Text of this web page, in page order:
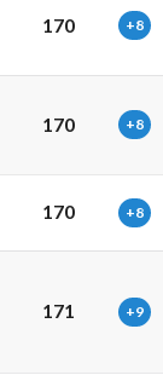
170 +8
170 +8
170 +8
171 +9